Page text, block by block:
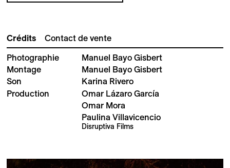
Crédits Contact de vente
Photographie
Manuel Bayo Gisbert
Montage
Manuel Bayo Gisbert
Son
Karina Rivero
Production
Omar Lázaro García
Omar Mora
Paulina Villavicencio
Disruptiva Films